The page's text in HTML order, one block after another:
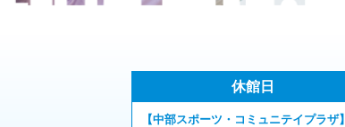
休館日
【中部スポーツ・コミュニテイプラザ】